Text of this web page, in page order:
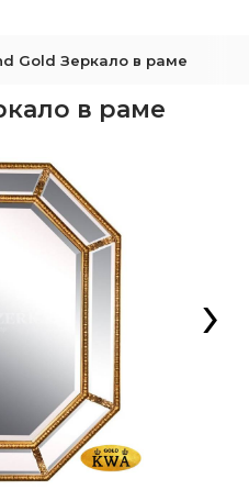
Gold Зеркало в раме
в раме
›